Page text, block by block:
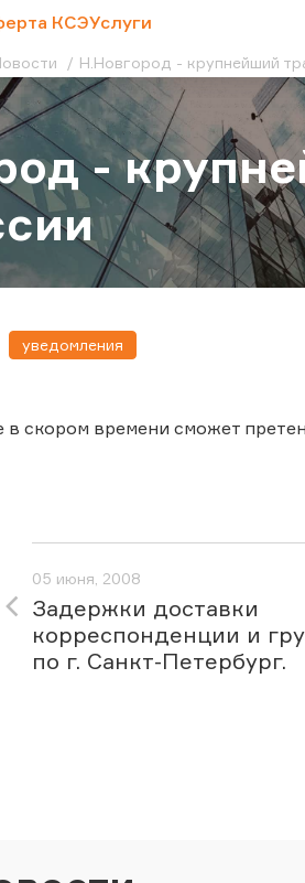
КСЭУслуги
Н.Новгород - крупнейший
-
уведомления
скором времени сможет
05 июня, 2008
Задержки доставки
корреспонденции и
по г. Санкт-Петербург.